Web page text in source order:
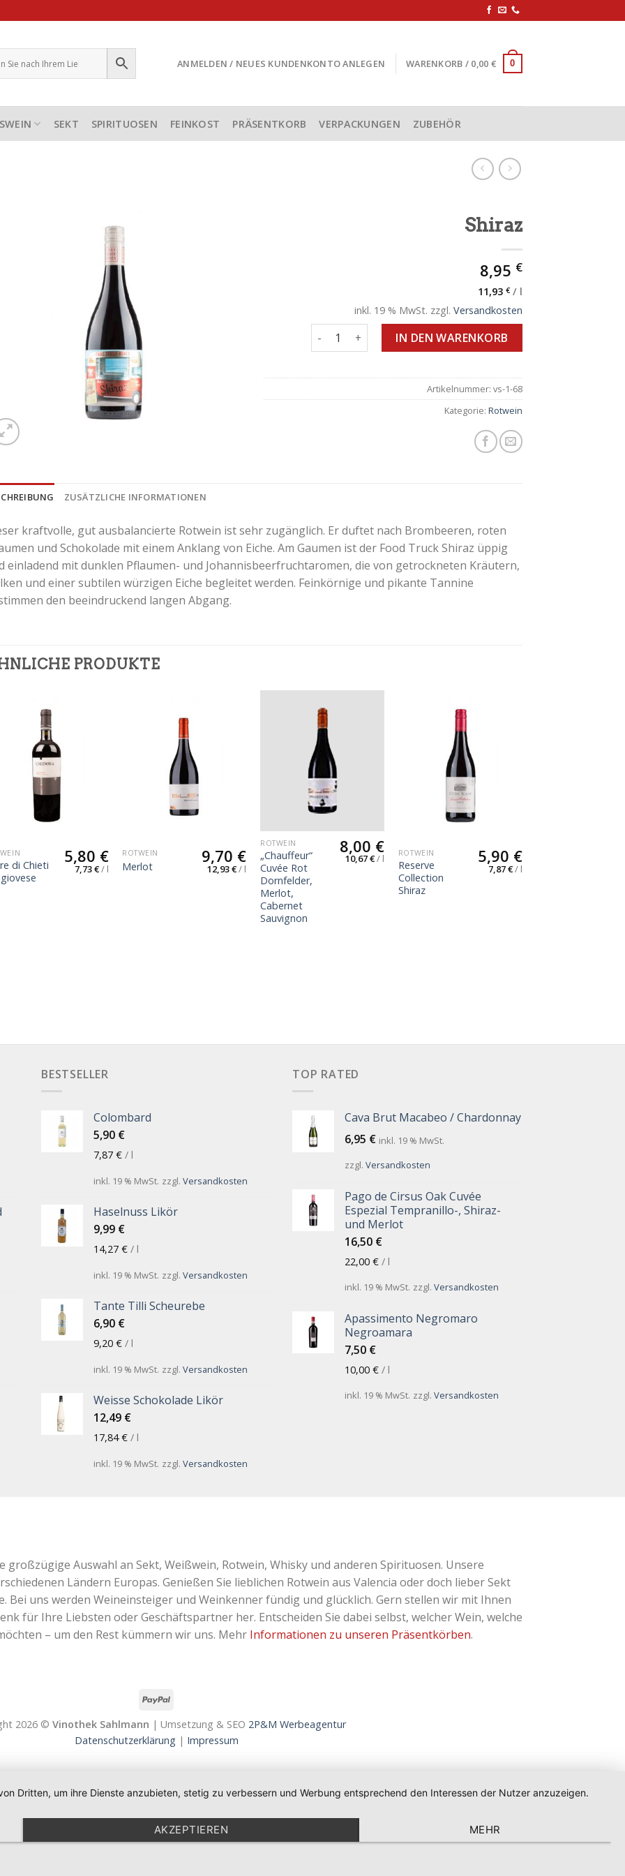
ANMELDEN / NEUES KUNDENKONTO ANLEGEN WARENKORB / 0,00 € 0
SEKT SPIRITUOSEN FEINKOST PRÄSENTKORB VERPACKUNGEN ZUBEHÖR
Shiraz
8,95 €
11,93 € / l
inkl. 19 % MwSt. zzgl. Versandkosten
Shiraz Menge
IN DEN WARENKORB
Artikelnummer: vs-1-68
Kategorie: Rotwein
ZUSÄTZLICHE INFORMATIONEN
kraftvolle, gut ausbalancierte Rotwein ist sehr zugänglich. Er duftet nach Brombeeren, roten
und Schokolade mit einem Anklang von Eiche. Am Gaumen ist der Food Truck Shiraz üppig
einladend mit dunklen Pflaumen- und Johannisbeerfruchtaromen, die von getrockneten Kräutern,
und einer subtilen würzigen Eiche begleitet werden. Feinkörnige und pikante Tannine
den beeindruckend langen Abgang.
PRODUKTE
di Chieti
5,80 €
7,73€/ l
ROTWEIN
Merlot
9,70 €
12,93€/ l
ROTWEIN
„Chauffeur“
Cuvée Rot
Dornfelder,
Merlot,
Cabernet
Sauvignon
8,00 €
10,67€/ l ROTWEIN
Reserve
Collection
Shiraz
5,90 €
7,87€/ l
BESTSELLER
Colombard
5,90 €
7,87 €/ l
inkl. 19 % MwSt. zzgl. Versandkosten
Haselnuss Likör
9,99 €
14,27 €/ l
inkl. 19 % MwSt. zzgl. Versandkosten
Tante Tilli Scheurebe
6,90 €
9,20 €/ l
inkl. 19 % MwSt. zzgl. Versandkosten
Weisse Schokolade Likör
12,49 €
17,84€/ l
inkl. 19 % MwSt. zzgl. Versandkosten
TOP RATED
Cava Brut Macabeo / Chardonnay
6,95 € inkl. 19 % MwSt.
zzgl. Versandkosten
Pago de Cirsus Oak Cuvée
Espezial Tempranillo-, Shiraz-
und Merlot
16,50 €
22,00 €/ l
inkl. 19 % MwSt. zzgl. Versandkosten
Apassimento Negromaro
Negroamara
7,50 €
10,00 €/ l
inkl. 19 % MwSt. zzgl. Versandkosten
großzügige Auswahl an Sekt, Weißwein, Rotwein, Whisky und anderen Spirituosen. Unsere
Ländern Europas. Genießen Sie lieblichen Rotwein aus Valencia oder doch lieber Sekt
Bei uns werden Weineinsteiger und Weinkenner fündig und glücklich. Gern stellen wir mit Ihnen
für Ihre Liebsten oder Geschäftspartner her. Entscheiden Sie dabei selbst, welcher Wein, welche
– um den Rest kümmern wir uns. Mehr Informationen zu unseren Präsentkörben.
2026 © Vinothek Sahlmann | Umsetzung & SEO 2P&M Werbeagentur
Datenschutzerklärung | Impressum
Dritten, um ihre Dienste anzubieten, stetig zu verbessern und Werbung entsprechend den Interessen der Nutzer anzuzeigen.
AKZEPTIEREN MEHR